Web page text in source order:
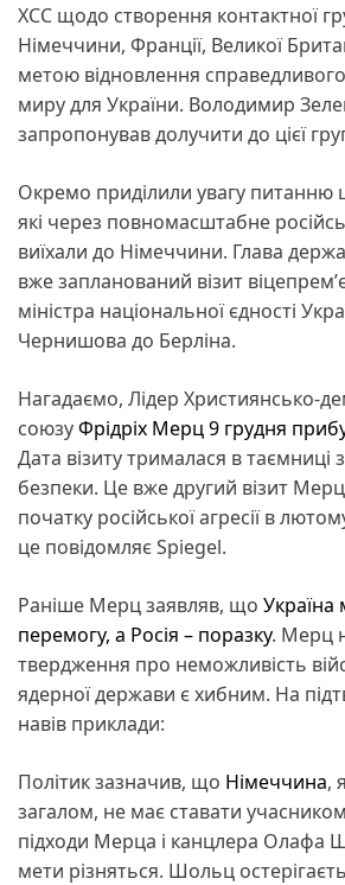
ХСС щодо створення контактної
Німеччини, Франції, Великої
метою відновлення
миру для України. Володимир
запропонував долучити до цієї
Окремо приділили увагу питанню
які через повномасштабне
виїхали до Німеччини. Глава
вже запланований візит
міністра національної єдності
Чернишова до Берліна.
Нагадаємо, Лідер Християнсько-
союзуФрідріх Мерц 9 грудня
Дата візиту трималася в таємниці
безпеки. Це вже другий візит
початку російської агресії в
це повідомляє Spiegel.
Раніше Мерц заявляв, що Україна
перемогу, а Росія – поразку. Мерц
твердження про неможливість
ядерної держави є хибним. На
навів приклади:
Політик зазначив, що Німеччина,
загалом, не має ставати
підходи Мерца і канцлера Олафа
мети різняться. Шольц